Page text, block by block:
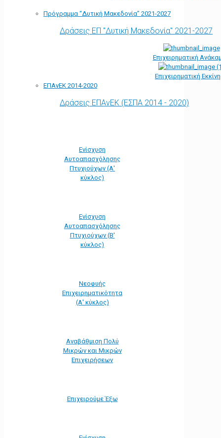
Πρόγραμμα “Δυτική Μακεδονία” 2021-2027
Δράσεις ΕΠ "Δυτική Μακεδονία" 2021-2027
Επιχειρηματική
Επιχειρηματική
ΕΠΑνΕΚ 2014-2020
Δράσεις ΕΠΑνΕΚ (ΕΣΠΑ 2014 - 2020)
Ενίσχυση
Αυτοαπασχόλησης
Πτυχιούχων (Α'
κύκλος)
Ενίσχυση
Αυτοαπασχόλησης
Πτυχιούχων (Β'
κύκλος)
Νεοφυής
Επιχειρηματικότητα
(Α' κύκλος)
Αναβάθμιση Πολύ
Μικρών και Μικρών
Επιχειρήσεων
Επιχειρούμε Έξω